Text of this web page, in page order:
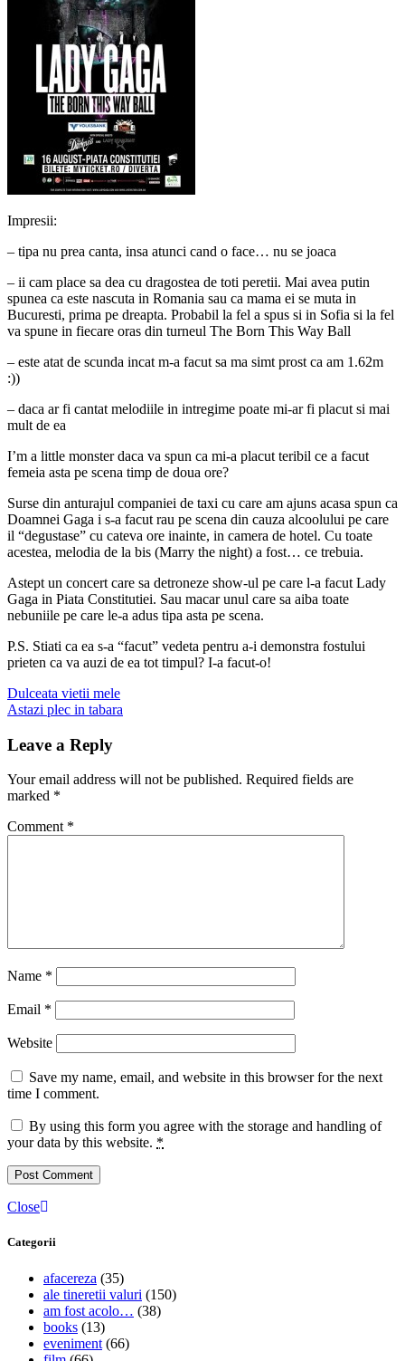
Impresii:
– tipa nu prea canta, insa atunci cand o face… nu se joaca
– ii cam place sa dea cu dragostea de toti peretii. Mai avea putin
spunea ca este nascuta in Romania sau ca mama ei se muta in
Bucuresti, prima pe dreapta. Probabil la fel a spus si in Sofia si la fel
va spune in fiecare oras din turneul The Born This Way Ball
– este atat de scunda incat m-a facut sa ma simt prost ca am 1.62m
:))
– daca ar fi cantat melodiile in intregime poate mi-ar fi placut si mai
mult de ea
I’m a little monster daca va spun ca mi-a placut teribil ce a facut
femeia asta pe scena timp de doua ore?
Surse din anturajul companiei de taxi cu care am ajuns acasa spun ca
Doamnei Gaga i s-a facut rau pe scena din cauza alcoolului pe care
il “degustase” cu cateva ore inainte, in camera de hotel. Cu toate
acestea, melodia de la bis (Marry the night) a fost… ce trebuia.
Astept un concert care sa detroneze show-ul pe care l-a facut Lady
Gaga in Piata Constitutiei. Sau macar unul care sa aiba toate
nebuniile pe care le-a adus tipa asta pe scena.
P.S. Stiati ca ea s-a “facut” vedeta pentru a-i demonstra fostului
prieten ca va auzi de ea tot timpul? I-a facut-o!
Post
navigation
Previous
post:
Dulceata vietii mele
Next
Astazi plec in tabara
Leave a Reply
Your email address will not be published. Required fields are
marked *
Comment *
Name *
Email *
Website
Save my name, email, and website in this browser for the next
time I comment.
By using this form you agree with the storage and handling of
your data by this website. *
Close
Categorii
afacereza (35)
ale tineretii valuri (150)
am fost acolo… (38)
books (13)
eveniment (66)